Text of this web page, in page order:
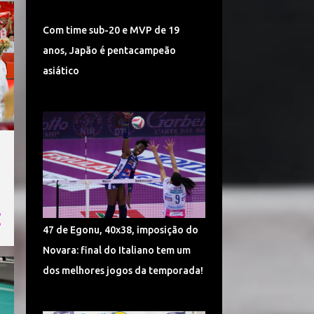
MUNDIAL DE VÔLEI 2018
CEV CHAMPIONS LEAGUE
CORÉIA DO SUL
SUPERLIGA 2017/2018
CAMPONESA MINAS POLÔNIA
SÉRVIA VÔLEI
SUPERLIGA FEMININA DE VÔLEI
Com time sub-20 e MVP de 19
anos, Japão é pentacampeão
asiático
47 de Egonu, 40x38, imposição do
Novara: final do Italiano tem um
dos melhores jogos da temporada!